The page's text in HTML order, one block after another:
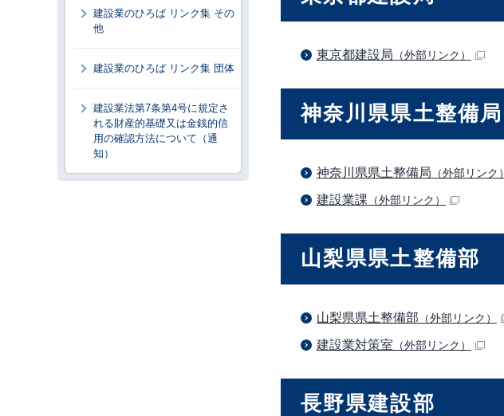
東京都建設局 （外部リンク）
神奈川県県土整備局
神奈川県県土整備局 （外部リンク）
建設業課 （外部リンク）
山梨県県土整備部
山梨県県土整備部 （外部リンク）
建設業対策室 （外部リンク）
長野県建設部
建設業のひろば リンク集 その
他
建設業のひろば リンク集 団体
建設業法第7条第4号に規定さ
れる財産的基礎又は金銭的信
用の確認方法について（通
知）